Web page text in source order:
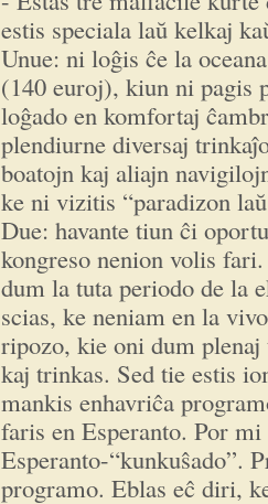
estis speciala laŭ kelkaj
Unue: ni loĝis ĉe la
(140 euroj), kiun ni pagis
loĝado en komfortaj
plendiurne diversaj
boatojn kaj aliajn
ke ni vizitis “paradizon
Due: havante tiun ĉi
kongreso nenion volis
dum la tuta periodo de la
scias, ke neniam en la
ripozo, kie oni dum plenaj
kaj trinkas. Sed tie estis
mankis enhavriĉa
faris en Esperanto. Por
Esperanto-“kunkuŝado”.
programo. Eblas eĉ diri,